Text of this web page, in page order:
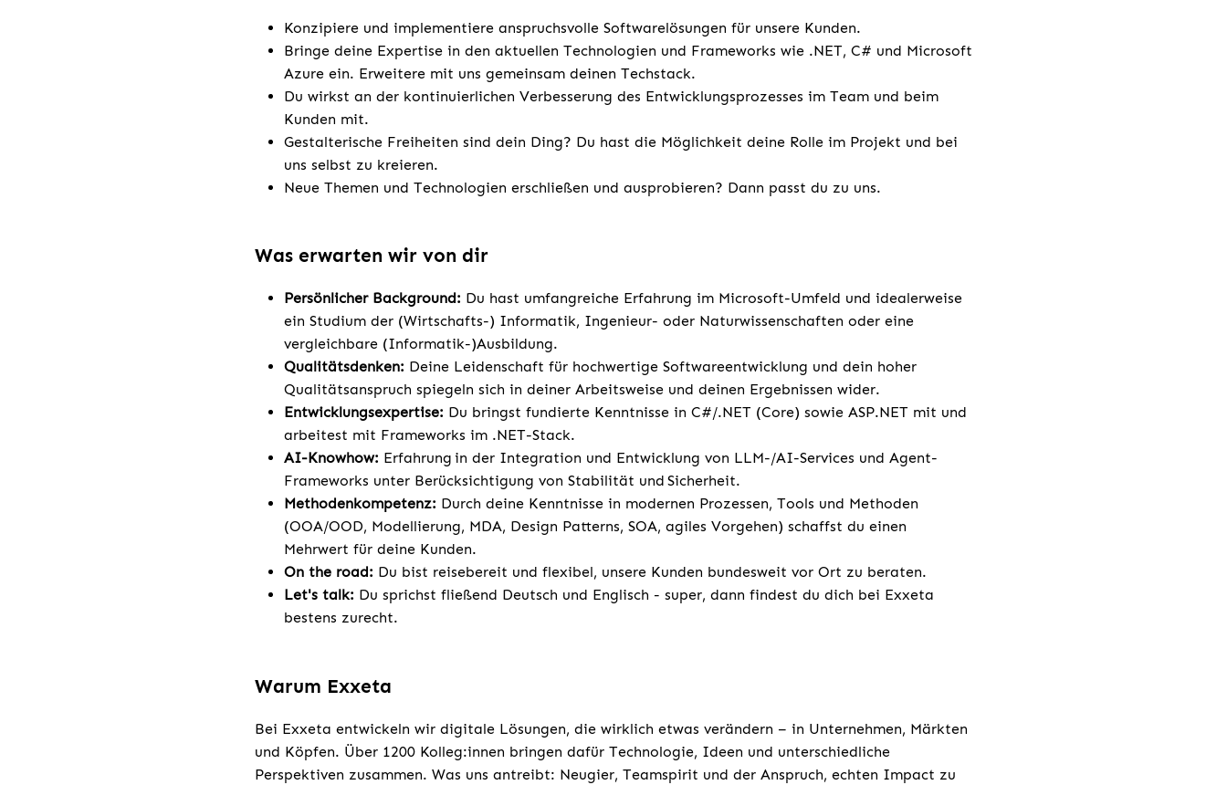
Konzipiere und implementiere anspruchsvolle Softwarelösungen für unsere Kunden.
Bringe deine Expertise in den aktuellen Technologien und Frameworks wie .NET, C# und Microsoft
Azure ein. Erweitere mit uns gemeinsam deinen Techstack.
Du wirkst an der kontinuierlichen Verbesserung des Entwicklungsprozesses im Team und beim
Kunden mit.
Gestalterische Freiheiten sind dein Ding? Du hast die Möglichkeit deine Rolle im Projekt und bei
uns selbst zu kreieren.
Neue Themen und Technologien erschließen und ausprobieren? Dann passt du zu uns.
Was erwarten wir von dir
Persönlicher Background: Du hast umfangreiche Erfahrung im Microsoft-Umfeld und idealerweise
ein Studium der (Wirtschafts-) Informatik, Ingenieur- oder Naturwissenschaften oder eine
vergleichbare (Informatik-)Ausbildung.
Qualitätsdenken: Deine Leidenschaft für hochwertige Softwareentwicklung und dein hoher
Qualitätsanspruch spiegeln sich in deiner Arbeitsweise und deinen Ergebnissen wider.
Entwicklungsexpertise: Du bringst fundierte Kenntnisse in C#/.NET (Core) sowie ASP.NET mit und
arbeitest mit Frameworks im .NET-Stack.
AI-Knowhow: Erfahrung in der Integration und Entwicklung von LLM-/AI-Services und Agent-
Frameworks unter Berücksichtigung von Stabilität und Sicherheit.
Methodenkompetenz: Durch deine Kenntnisse in modernen Prozessen, Tools und Methoden
(OOA/OOD, Modellierung, MDA, Design Patterns, SOA, agiles Vorgehen) schaffst du einen
Mehrwert für deine Kunden.
On the road: Du bist reisebereit und flexibel, unsere Kunden bundesweit vor Ort zu beraten.
Let's talk: Du sprichst fließend Deutsch und Englisch - super, dann findest du dich bei Exxeta
bestens zurecht.
Warum Exxeta
Bei Exxeta entwickeln wir digitale Lösungen, die wirklich etwas verändern – in Unternehmen, Märkten
und Köpfen. Über 1200 Kolleg:innen bringen dafür Technologie, Ideen und unterschiedliche
Perspektiven zusammen. Was uns antreibt: Neugier, Teamspirit und der Anspruch, echten Impact zu